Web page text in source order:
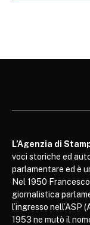
L’Agenzia di
voci storiche ed
parlamentare ed è
Nel 1950
giornalistica
l’ingresso
1953 ne mutò il